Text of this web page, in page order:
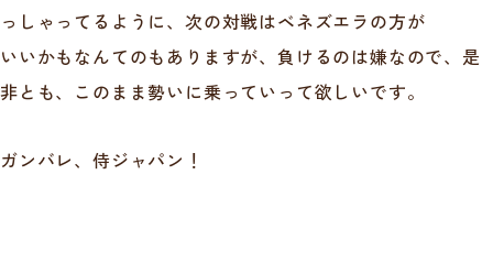
っしゃってるように、次の対戦はベネズエラの方が
いいかもなんてのもありますが、負けるのは嫌なので、是
非とも、このまま勢いに乗っていって欲しいです。
ガンバレ、侍ジャパン！